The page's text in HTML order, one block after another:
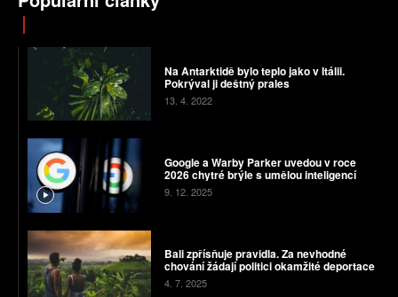
Na Antarktidě bylo teplo jako v Itálii.
Pokrýval ji deštný prales
13. 4. 2022
Google a Warby Parker uvedou v roce
2026 chytré brýle s umělou inteligencí
9. 12. 2025
Bali zpřísňuje pravidla. Za nevhodné
chování žádají politici okamžité deportace
4. 7. 2025